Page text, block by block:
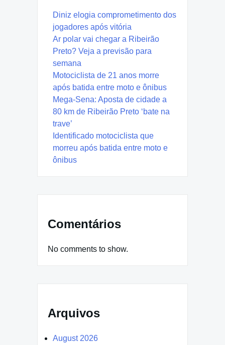
Diniz elogia comprometimento dos
jogadores após vitória
Ar polar vai chegar a Ribeirão
Preto? Veja a previsão para
semana
Motociclista de 21 anos morre
após batida entre moto e ônibus
Mega-Sena: Aposta de cidade a
80 km de Ribeirão Preto ‘bate na
trave’
Identificado motociclista que
morreu após batida entre moto e
ônibus
Comentários
No comments to show.
Arquivos
August 2026